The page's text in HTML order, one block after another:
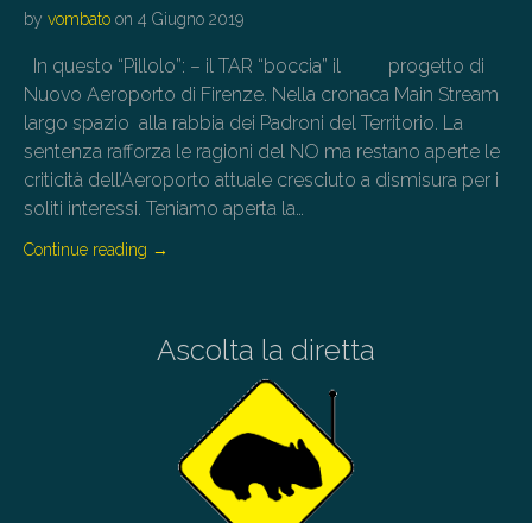
by vombato on 4 Giugno 2019
In questo “Pillolo”: – il TAR “boccia” il progetto di
Nuovo Aeroporto di Firenze. Nella cronaca Main Stream
largo spazio alla rabbia dei Padroni del Territorio. La
sentenza rafforza le ragioni del NO ma restano aperte le
criticità dell’Aeroporto attuale cresciuto a dismisura per i
soliti interessi. Teniamo aperta la…
Continue reading →
Ascolta la diretta